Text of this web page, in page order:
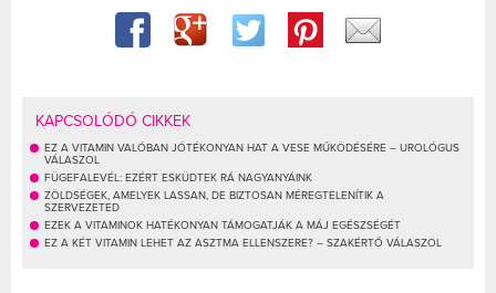
KAPCSOLÓDÓ CIKKEK
EZ A VITAMIN VALÓBAN JÓTÉKONYAN HAT A VESE MŰKÖDÉSÉRE – UROLÓGUS
VÁLASZOL
FÜGEFALEVÉL: EZÉRT ESKÜDTEK RÁ NAGYANYÁINK
ZÖLDSÉGEK, AMELYEK LASSAN, DE BIZTOSAN MÉREGTELENÍTIK A
SZERVEZETED
EZEK A VITAMINOK HATÉKONYAN TÁMOGATJÁK A MÁJ EGÉSZSÉGÉT
EZ A KÉT VITAMIN LEHET AZ ASZTMA ELLENSZERE? – SZAKÉRTŐ VÁLASZOL